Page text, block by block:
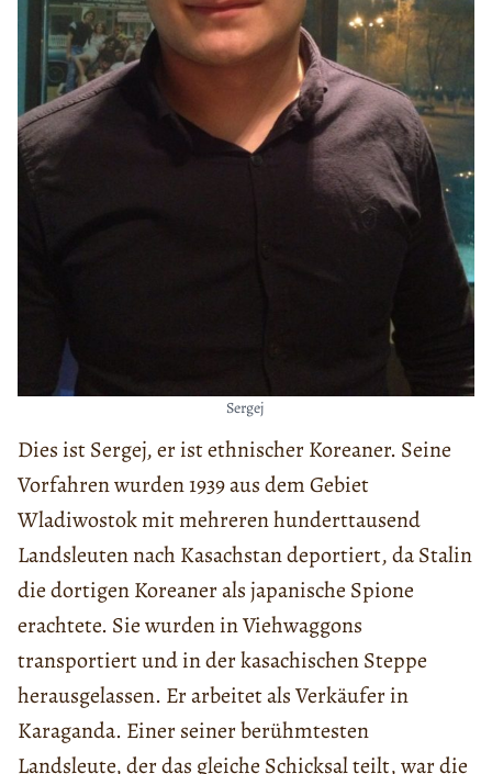
Sergej
Dies ist Sergej, er ist ethnischer Koreaner. Seine
Vorfahren wurden 1939 aus dem Gebiet
Wladiwostok mit mehreren hunderttausend
Landsleuten nach Kasachstan deportiert, da Stalin
die dortigen Koreaner als japanische Spione
erachtete. Sie wurden in Viehwaggons
transportiert und in der kasachischen Steppe
herausgelassen. Er arbeitet als Verkäufer in
Karaganda. Einer seiner berühmtesten
Landsleute, der das gleiche Schicksal teilt, war die